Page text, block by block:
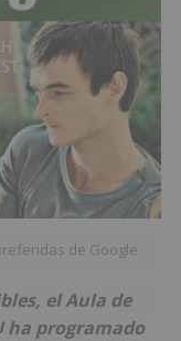
de Google
el Aula de
ha programado